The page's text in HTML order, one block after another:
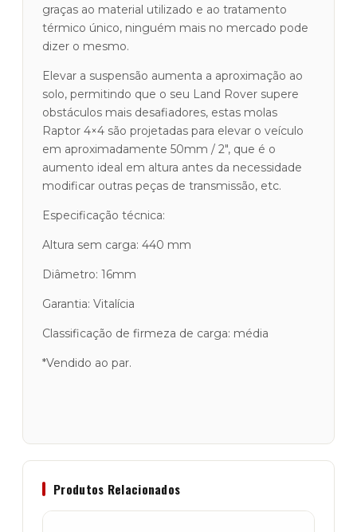
graças ao material utilizado e ao tratamento
térmico único, ninguém mais no mercado pode
dizer o mesmo.
Elevar a suspensão aumenta a aproximação ao
solo, permitindo que o seu Land Rover supere
obstáculos mais desafiadores, estas molas
Raptor 4×4 são projetadas para elevar o veículo
em aproximadamente 50mm / 2″, que é o
aumento ideal em altura antes da necessidade
modificar outras peças de transmissão, etc.
Especificação técnica:
Altura sem carga: 440 mm
Diâmetro: 16mm
Garantia: Vitalícia
Classificação de firmeza de carga: média
*Vendido ao par.
Produtos Relacionados